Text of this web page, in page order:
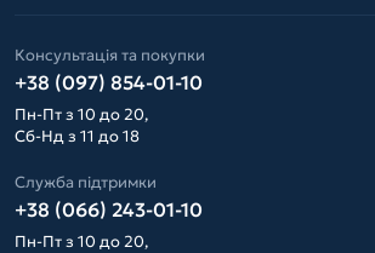
Консультація та покупки
+38 (097) 854-01-10
Пн-Пт з 10 до 20,
Сб-Нд з 11 до 18
Служба підтримки
+38 (066) 243-01-10
Пн-Пт з 10 до 20,